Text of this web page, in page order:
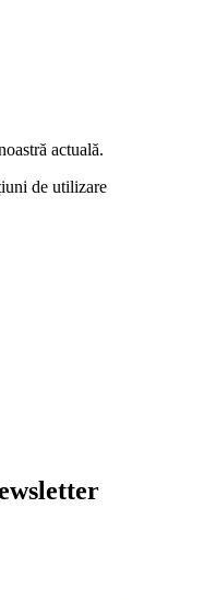
actuală.
de utilizare
Germany
2212